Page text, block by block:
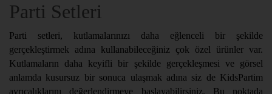
Parti Setleri
Parti setleri, kutlamalarınızı daha eğlenceli bir şekilde
gerçekleştirmek adına kullanabileceğiniz çok özel ürünler var.
Kutlamaların daha keyifli bir şekilde gerçekleşmesi ve görsel
anlamda kusursuz bir sonuca ulaşmak adına siz de KidsPartim
ayrıcalıklarını değerlendirmeye başlayabilirsiniz. Bu noktada